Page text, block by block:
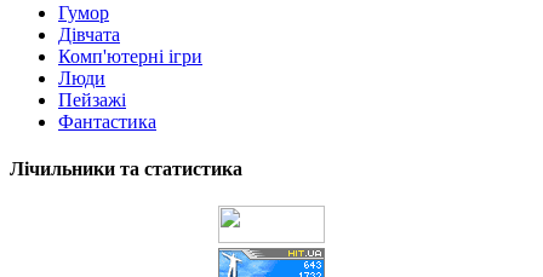
Гумор
Дівчата
Комп'ютерні ігри
Люди
Пейзажі
Фантастика
Лічильники та статистика